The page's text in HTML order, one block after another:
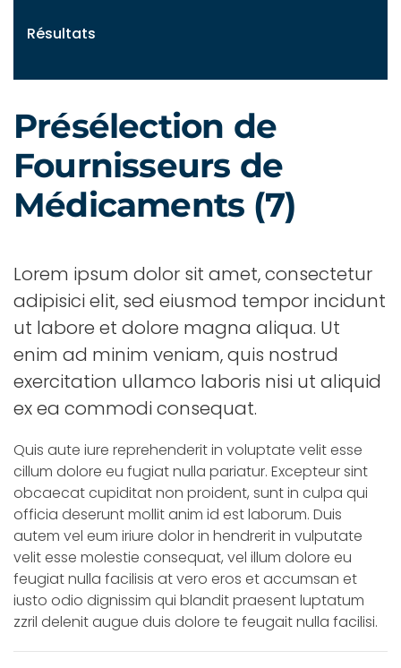
Résultats
Présélection de
Fournisseurs de
Médicaments (7)
Lorem ipsum dolor sit amet, consectetur
adipisici elit, sed eiusmod tempor incidunt
ut labore et dolore magna aliqua. Ut
enim ad minim veniam, quis nostrud
exercitation ullamco laboris nisi ut aliquid
ex ea commodi consequat.
Quis aute iure reprehenderit in voluptate velit esse
cillum dolore eu fugiat nulla pariatur. Excepteur sint
obcaecat cupiditat non proident, sunt in culpa qui
officia deserunt mollit anim id est laborum. Duis
autem vel eum iriure dolor in hendrerit in vulputate
velit esse molestie consequat, vel illum dolore eu
feugiat nulla facilisis at vero eros et accumsan et
iusto odio dignissim qui blandit praesent luptatum
zzril delenit augue duis dolore te feugait nulla facilisi.